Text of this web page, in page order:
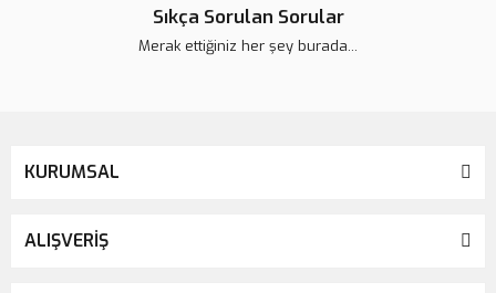
Sıkça Sorulan Sorular
Merak ettiğiniz her şey burada...
KURUMSAL
ALIŞVERİŞ